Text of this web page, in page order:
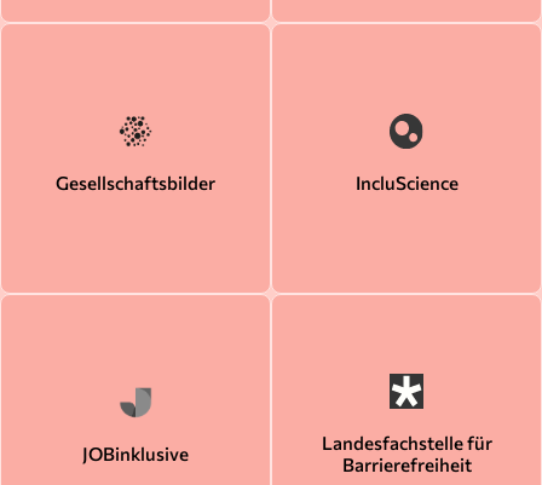
Gesellschaftsbilder IncluScience
JOBinklusive
Landesfachstelle für
Barrierefreiheit